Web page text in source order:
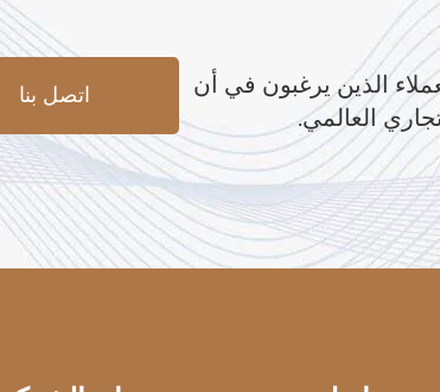
الذين يرغبون في أن
العالمي.
اتصل بنا